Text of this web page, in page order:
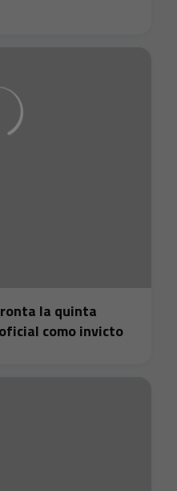
la quinta
como invicto